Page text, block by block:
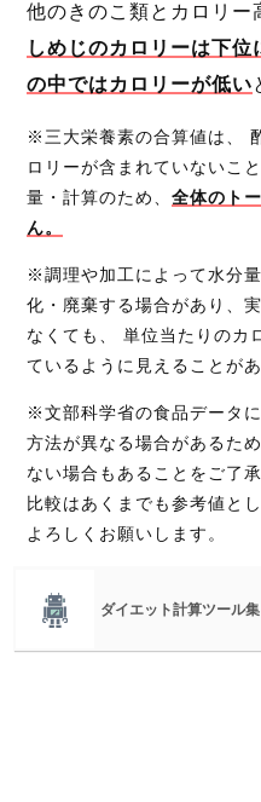
他のきのこ類とカロリー
しめじのカロリーは下
の中ではカロリーが低い
※三大栄養素の合算値は、
ロリーが含まれていないこ
量・計算のため、 全体のト
ん。
※調理や加工によって水分
化・廃棄する場合があり、
なくても、 単位当たりのカ
ているように見えることがあ
※文部科学省の食品データ
方法が異なる場合があるた
ない場合もあることをご了
比較はあくまでも参考値と
よろしくお願いします。
ダイエット計算ツール集